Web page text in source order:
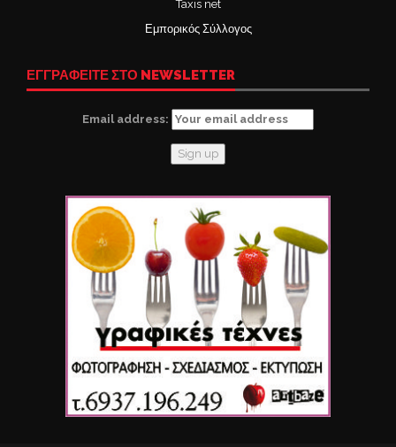
Taxis net
Εμπορικός Σύλλογος
ΕΓΓΡΑΦΕΙΤΕ ΣΤΟ NEWSLETTER
Email address: